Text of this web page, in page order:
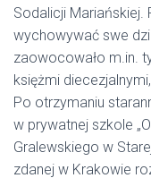
Sodalicji
wychowywać swe
zaowocowało m.in.
księżmi
Po otrzymaniu
w prywatnej szkole
Gralewskiego w
zdanej w Krakowie